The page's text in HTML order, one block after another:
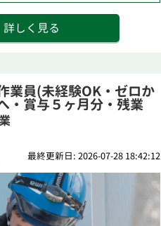
詳しく見る
業員(未経験OK・ゼロか
・賞与５ヶ月分・残業
最終更新日: 2026-07-28 18:42:12